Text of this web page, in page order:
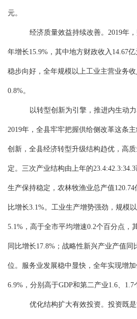
元。
经济质量效益持续改善。 2019年
年增长15.9%，其中地方财政收入14.67
稳步向好，全年规模以上工业主营业务收
0.8%。
以转型创新为引擎，推进内生动
2019年，全县牢牢把握供给侧改革这条
创新，全县经济转型升级结构趋优，高
定。三次产业结构由上年的
生产保持稳定，农林牧渔业总产值
比增长3.1%。工业生产增势强劲， 规模
5.1%，高于全市平均增速0.2个百分点，
同比增长17.8% ； 战略性新兴产业产值同
位。 服务业发展稳中显快，全年实现增加
6.9%，分别高于GDP和第二产业1.6、 1.7
优化结构扩大有效投资。 投资既